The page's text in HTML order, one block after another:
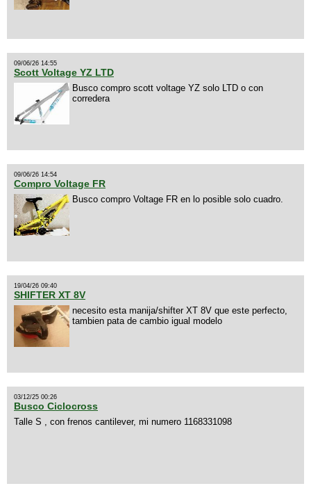
09/06/26 14:55
Scott Voltage YZ LTD
Busco compro scott voltage YZ solo LTD o con
corredera
09/06/26 14:54
Compro Voltage FR
Busco compro Voltage FR en lo posible solo cuadro.
19/04/26 09:40
SHIFTER XT 8V
necesito esta manija/shifter XT 8V que este perfecto,
tambien pata de cambio igual modelo
03/12/25 00:26
Busco Ciclocross
Talle S , con frenos cantilever, mi numero 1168331098